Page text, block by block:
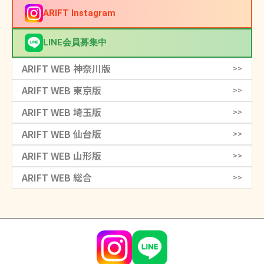
ARIFT Instagram
LINE会員募集中
ARIFT WEB 神奈川版 >>
ARIFT WEB 東京版 >>
ARIFT WEB 埼玉版 >>
ARIFT WEB 仙台版 >>
ARIFT WEB 山形版 >>
ARIFT WEB 総合 >>